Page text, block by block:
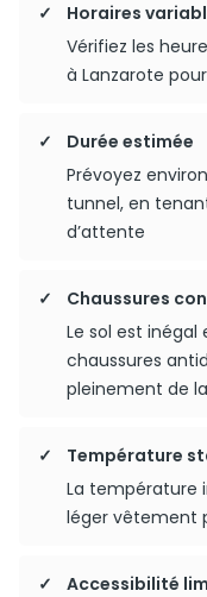
Horaires
Vérifiez les
à Lanzarote
Durée estimée
Prévoyez
tunnel, en
d’attente
Chaussures
Le sol est
chaussures
pleinement de
Température
La température
léger vêtement
Accessibilité